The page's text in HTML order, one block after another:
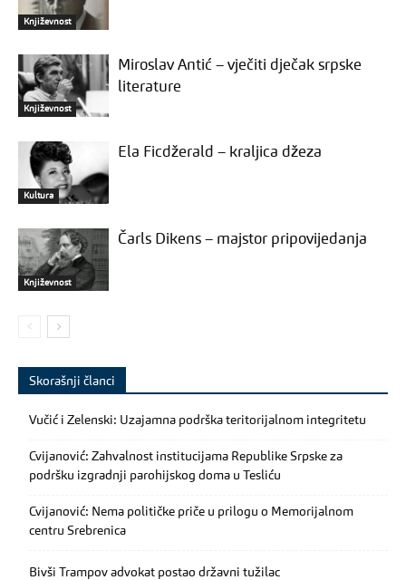
Književnost
Književnost
Miroslav Antić – vječiti dječak srpske
literature
Kultura
Ela Ficdžerald – kraljica džeza
Književnost
Čarls Dikens – majstor pripovijedanja
Skorašnji članci
Vučić i Zelenski: Uzajamna podrška teritorijalnom integritetu
Cvijanović: Zahvalnost institucijama Republike Srpske za
podršku izgradnji parohijskog doma u Tesliću
Cvijanović: Nema političke priče u prilogu o Memorijalnom
centru Srebrenica
Bivši Trampov advokat postao državni tužilac